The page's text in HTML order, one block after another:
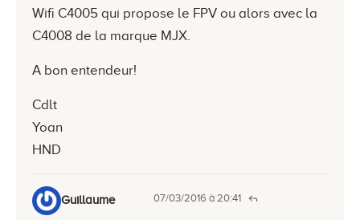
Wifi C4005 qui propose le FPV ou alors avec la
C4008 de la marque MJX.
A bon entendeur!
Cdlt
Yoan
HND
Guillaume 07/03/2016 à 20:41